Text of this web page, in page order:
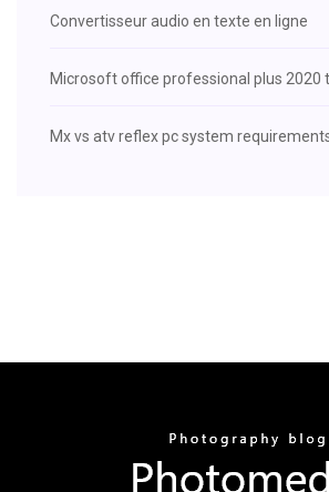
Convertisseur audio en texte en ligne
Microsoft office professional plus 2020
Mx vs atv reflex pc system